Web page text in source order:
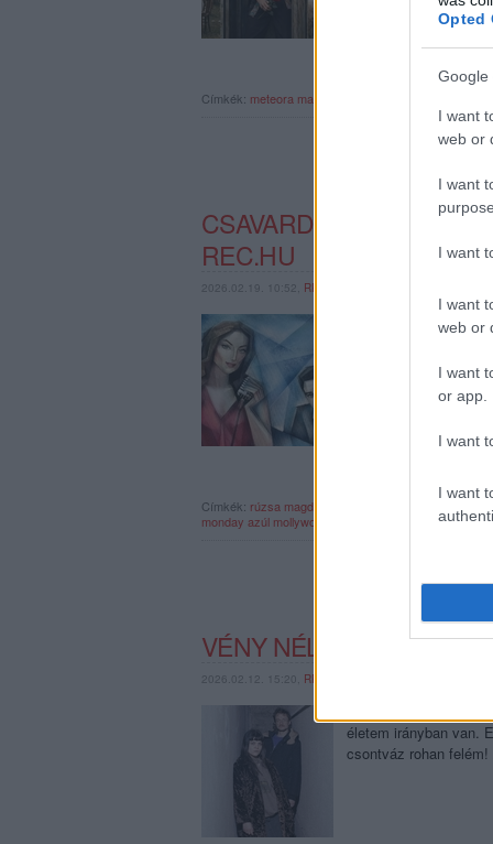
Opted
Google
I want
web or
I want
I want
I want
web or
I want
or app.
I want
I want
Címkék: meteora mankind
CSAVARD FEL, ENGEDD
REC.HU
2026.02.19. 10:52, RRRECORDER
A Kiskegyedben
szerelme volt.
boldogság sem
ember, sok az
Címkék: rúzsa magdolna
monday azúl mollywood
VÉNY NÉLKÜL
2026.02.12. 15:20, RRRECORDER
életem irányban van.
csontváz rohan